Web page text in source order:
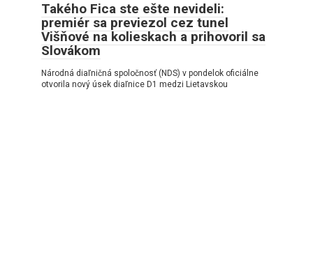
Takého Fica ste ešte nevideli:
premiér sa previezol cez tunel
Višňové na kolieskach a prihovoril sa
Slovákom
Národná diaľničná spoločnosť (NDS) v pondelok oficiálne
otvorila nový úsek diaľnice D1 medzi Lietavskou